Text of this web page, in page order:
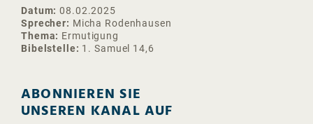
Datum 08.02.2025
Sprecher
Micha Rodenhausen
Thema
Ermutigung
Bibelstelle
1. Samuel 14,6
ABONNIEREN SIE
UNSEREN KANAL AUF